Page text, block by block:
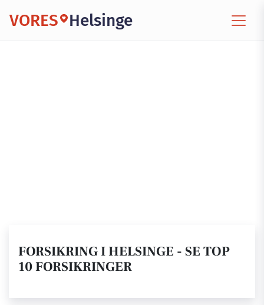
VORES Helsinge
FORSIKRING I HELSINGE - SE TOP
10 FORSIKRINGER